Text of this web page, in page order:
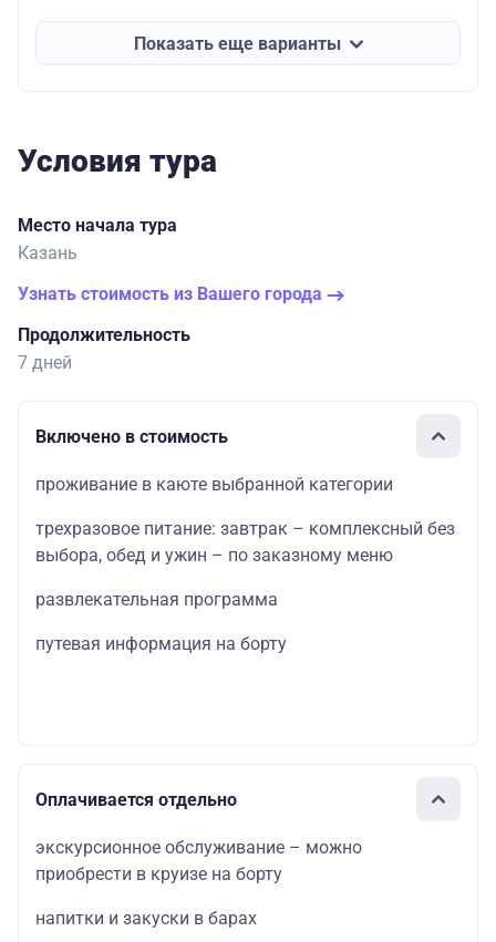
Показать еще варианты
Условия тура
Место начала тура
Казань
Узнать стоимость из Вашего города
Продолжительность
7 дней
Включено в стоимость
проживание в каюте выбранной категории
трехразовое питание: завтрак – комплексный без
выбора, обед и ужин – по заказному меню
развлекательная программа
путевая информация на борту
Оплачивается отдельно
экскурсионное обслуживание – можно
приобрести в круизе на борту
напитки и закуски в барах